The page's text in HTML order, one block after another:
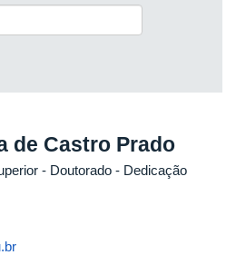
de Castro Prado
- Doutorado - Dedicação